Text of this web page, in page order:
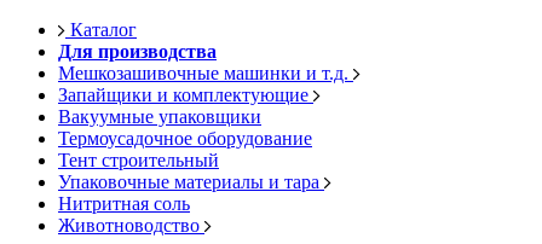
Каталог
Для производства
Мешкозашивочные машинки и т.д.
Запайщики и комплектующие
Вакуумные упаковщики
Термоусадочное оборудование
Тент строительный
Упаковочные материалы и тара
Нитритная соль
Животноводство